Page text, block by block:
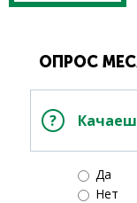
ОПРОС
Да
Нет